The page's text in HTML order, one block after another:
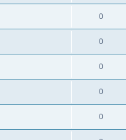
0
0
0
0
0